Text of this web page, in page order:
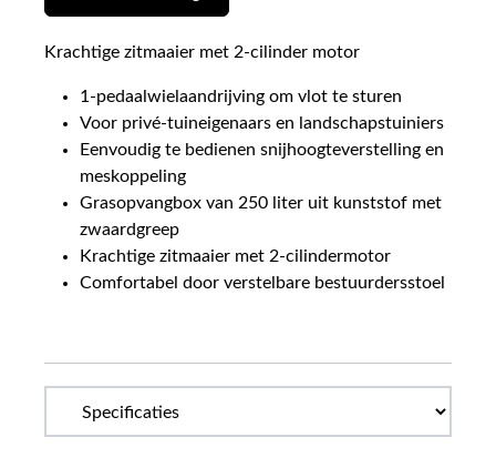
Krachtige zitmaaier met 2-cilinder motor
1-pedaalwielaandrijving om vlot te sturen
Voor privé-tuineigenaars en landschapstuiniers
Eenvoudig te bedienen snijhoogteverstelling en
meskoppeling
Grasopvangbox van 250 liter uit kunststof met
zwaardgreep
Krachtige zitmaaier met 2-cilindermotor
Comfortabel door verstelbare bestuurdersstoel